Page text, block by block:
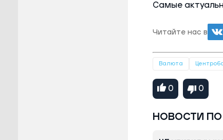
Самые
Читайте нас в
Валюта
0 0
НОВОСТИ